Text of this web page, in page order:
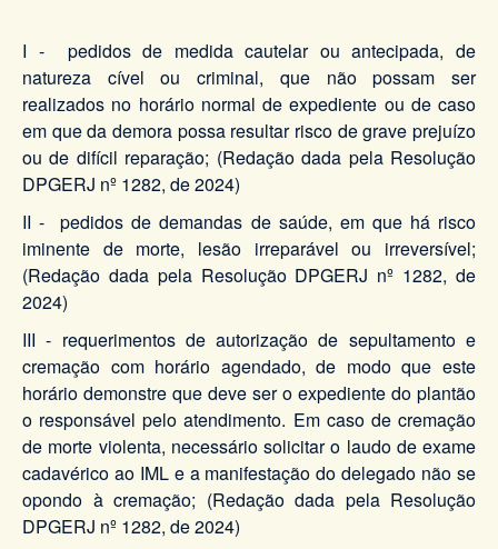
I - pedidos de medida cautelar ou antecipada, de
natureza cível ou criminal, que não possam ser
realizados no horário normal de expediente ou de caso
em que da demora possa resultar risco de grave prejuízo
ou de difícil reparação; (Redação dada pela Resolução
DPGERJ nº 1282, de 2024)
II - pedidos de demandas de saúde, em que há risco
iminente de morte, lesão irreparável ou irreversível;
(Redação dada pela Resolução DPGERJ nº 1282, de
2024)
III - requerimentos de autorização de sepultamento e
cremação com horário agendado, de modo que este
horário demonstre que deve ser o expediente do plantão
o responsável pelo atendimento. Em caso de cremação
de morte violenta, necessário solicitar o laudo de exame
cadavérico ao IML e a manifestação do delegado não se
opondo à cremação; (Redação dada pela Resolução
DPGERJ nº 1282, de 2024)